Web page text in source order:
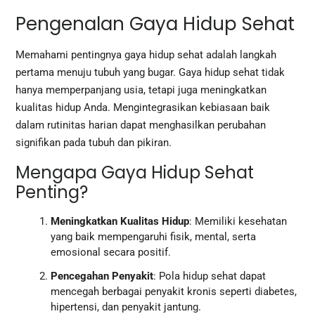
Pengenalan Gaya Hidup Sehat
Memahami pentingnya gaya hidup sehat adalah langkah
pertama menuju tubuh yang bugar. Gaya hidup sehat tidak
hanya memperpanjang usia, tetapi juga meningkatkan
kualitas hidup Anda. Mengintegrasikan kebiasaan baik
dalam rutinitas harian dapat menghasilkan perubahan
signifikan pada tubuh dan pikiran.
Mengapa Gaya Hidup Sehat
Penting?
Meningkatkan Kualitas Hidup: Memiliki kesehatan
yang baik mempengaruhi fisik, mental, serta
emosional secara positif.
Pencegahan Penyakit: Pola hidup sehat dapat
mencegah berbagai penyakit kronis seperti diabetes,
hipertensi, dan penyakit jantung.